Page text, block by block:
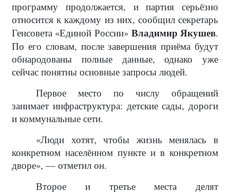
программу продолжается, и партия серьёзно
относится к каждому из них, сообщил секретарь
Генсовета «Единой России» Владимир Якушев.
По его словам, после завершения приёма будут
обнародованы полные данные, однако уже
сейчас понятны основные запросы людей.
Первое место по числу обращений
занимает инфраструктура: детские сады, дороги
и коммунальные сети.
«Люди хотят, чтобы жизнь менялась в
конкретном населённом пункте и в конкретном
дворе», — отметил он.
Второе и третье места делят